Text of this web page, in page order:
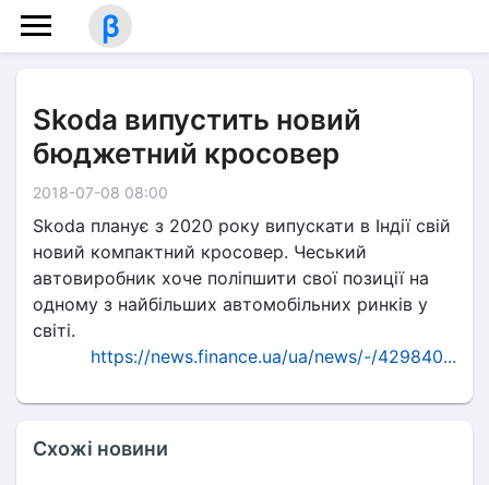
β
Skoda випустить новий
бюджетний кросовер
2018-07-08 08:00
Skoda планує з 2020 року випускати в Індії свій
новий компактний кросовер. Чеський
автовиробник хоче поліпшити свої позиції на
одному з найбільших автомобільних ринків у
світі.
https://news.finance.ua/ua/news/-/429840...
Схожі новини